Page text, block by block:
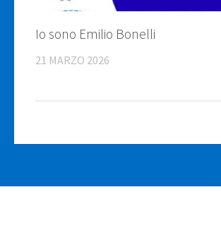
Io sono Emilio Bonelli
21 MARZO 2026